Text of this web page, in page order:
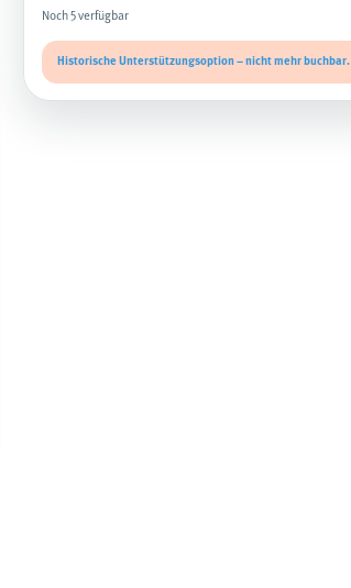
Noch 5 verfügbar
Historische Unterstützungsoption – nicht mehr buchbar.